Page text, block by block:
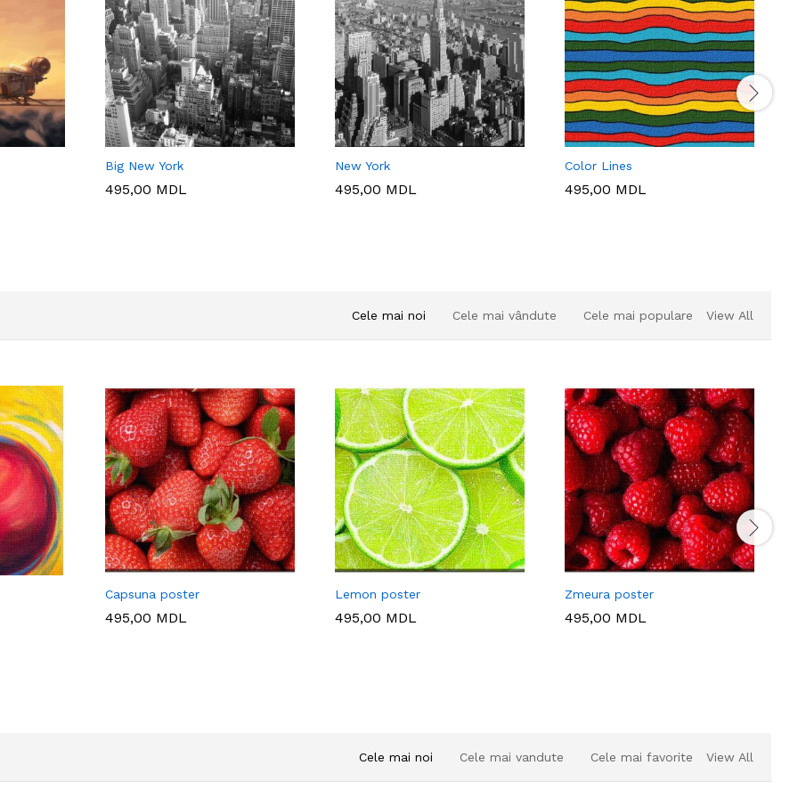
Big New York
495,00 MDL
New York
495,00 MDL
Color Lines
495,00 MDL
Cele mai noi Cele mai vândute Cele mai populare View All
Capsuna poster
495,00 MDL
Lemon poster
495,00 MDL
Zmeura poster
495,00 MDL
Cele mai noi Cele mai vandute Cele mai favorite View All